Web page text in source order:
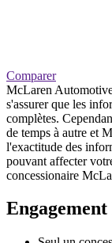
Comparer
McLaren
s'assurer que les
complètes.
de temps à autre et
l'exactitude des
pouvant affecter
concessionaire